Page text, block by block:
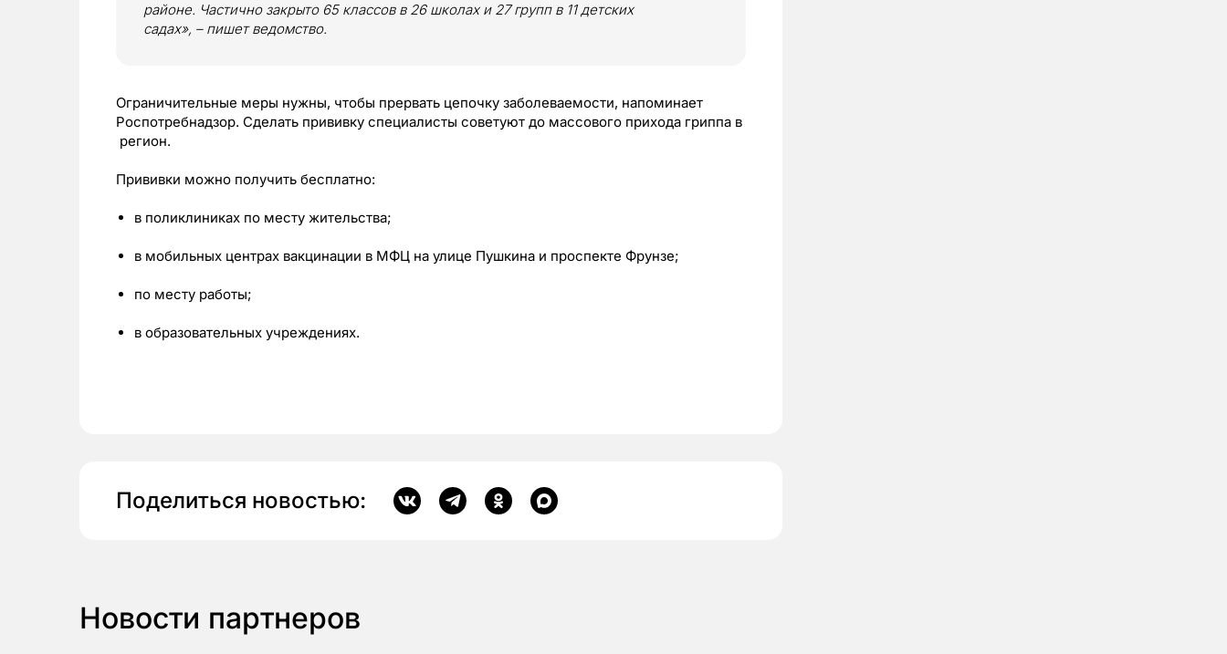
районе. Частично закрыто 65 классов в 26 школах и 27 групп в 11 детских
садах», – пишет ведомство.
Ограничительные меры нужны, чтобы прервать цепочку заболеваемости, напоминает
Роспотребнадзор. Сделать прививку специалисты советуют до массового прихода гриппа в
регион.
Прививки можно получить бесплатно:
в поликлиниках по месту жительства;
в мобильных центрах вакцинации в МФЦ на улице Пушкина и проспекте Фрунзе;
по месту работы;
в образовательных учреждениях.
Поделиться новостью:
Новости партнеров